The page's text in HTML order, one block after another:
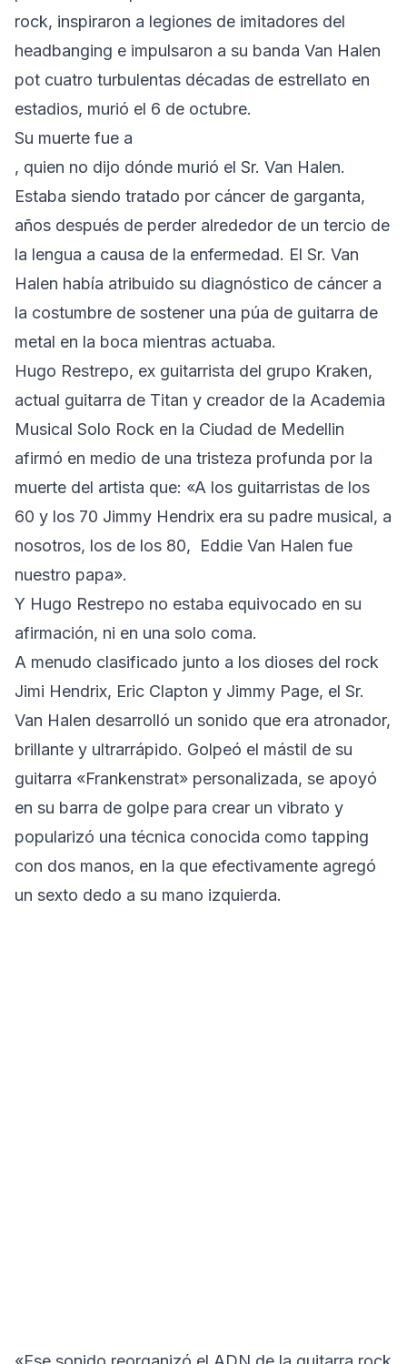
rock, inspiraron a legiones de imitadores del
headbanging e impulsaron a su banda Van Halen
pot cuatro turbulentas décadas de estrellato en
estadios, murió el 6 de octubre.
Su muerte fue a
, quien no dijo dónde murió el Sr. Van Halen.
Estaba siendo tratado por cáncer de garganta,
años después de perder alrededor de un tercio de
la lengua a causa de la enfermedad. El Sr. Van
Halen había atribuido su diagnóstico de cáncer a
la costumbre de sostener una púa de guitarra de
metal en la boca mientras actuaba.
Hugo Restrepo, ex guitarrista del grupo Kraken,
actual guitarra de Titan y creador de la Academia
Musical Solo Rock en la Ciudad de Medellin
afirmó en medio de una tristeza profunda por la
muerte del artista que: «A los guitarristas de los
60 y los 70 Jimmy Hendrix era su padre musical, a
nosotros, los de los 80, Eddie Van Halen fue
nuestro papa».
Y Hugo Restrepo no estaba equivocado en su
afirmación, ni en una solo coma.
A menudo clasificado junto a los dioses del rock
Jimi Hendrix, Eric Clapton y Jimmy Page, el Sr.
Van Halen desarrolló un sonido que era atronador,
brillante y ultrarrápido. Golpeó el mástil de su
guitarra «Frankenstrat» ​​personalizada, se apoyó
en su barra de golpe para crear un vibrato y
popularizó una técnica conocida como tapping
con dos manos, en la que efectivamente agregó
un sexto dedo a su mano izquierda.